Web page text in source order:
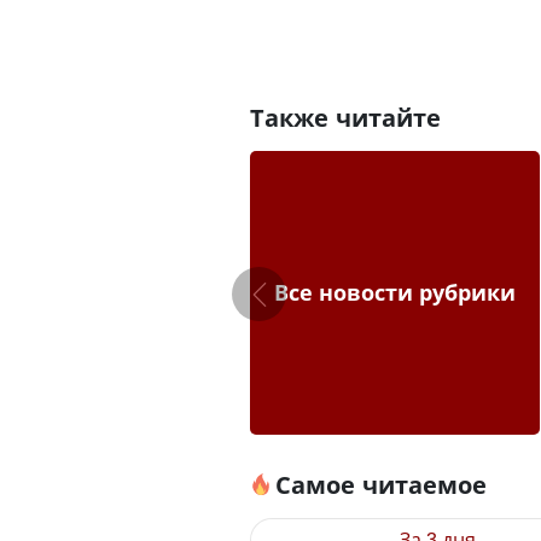
Также читайте
Все новости рубрики
Самое читаемое